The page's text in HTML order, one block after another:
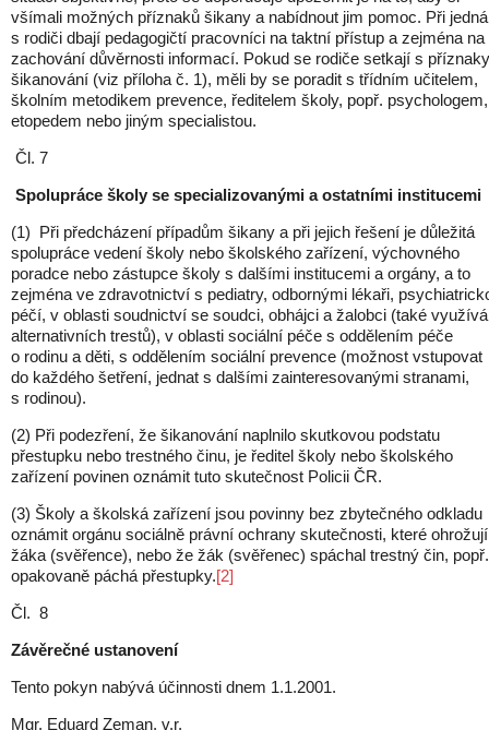
všímali možných příznaků šikany a nabídnout jim pomoc. Při
s rodiči dbají pedagogičtí pracovníci na taktní přístup a zejména na
zachování důvěrnosti informací. Pokud se rodiče setkají s příznaky
šikanování (viz příloha č. 1), měli by se poradit s třídním učitelem,
školním metodikem prevence, ředitelem školy, popř. psychologem,
etopedem nebo jiným specialistou.
Čl. 7
Spolupráce školy se specializovanými a ostatními institucemi
(1) Při předcházení případům šikany a při jejich řešení je důležitá
spolupráce vedení školy nebo školského zařízení, výchovného
poradce nebo zástupce školy s dalšími institucemi a orgány, a to
zejména ve zdravotnictví s pediatry, odbornými lékaři,
péčí, v oblasti soudnictví se soudci, obhájci a žalobci (také
alternativních trestů), v oblasti sociální péče s oddělením péče
o rodinu a děti, s oddělením sociální prevence (možnost vstupovat
do každého šetření, jednat s dalšími zainteresovanými stranami,
s rodinou).
(2) Při podezření, že šikanování naplnilo skutkovou podstatu
přestupku nebo trestného činu, je ředitel školy nebo školského
zařízení povinen oznámit tuto skutečnost Policii ČR.
(3) Školy a školská zařízení jsou povinny bez zbytečného odkladu
oznámit orgánu sociálně právní ochrany skutečnosti, které ohrožují
žáka (svěřence), nebo že žák (svěřenec) spáchal trestný čin, popř.
opakovaně páchá přestupky.[2]
Čl. 8
Závěrečné ustanovení
Tento pokyn nabývá účinnosti dnem 1.1.2001.
Mgr. Eduard Zeman, v.r.